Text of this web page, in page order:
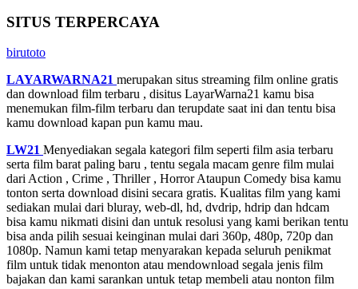
SITUS TERPERCAYA
birutoto
LAYARWARNA21 merupakan situs streaming film online gratis
dan download film terbaru , disitus LayarWarna21 kamu bisa
menemukan film-film terbaru dan terupdate saat ini dan tentu bisa
kamu download kapan pun kamu mau.
LW21 Menyediakan segala kategori film seperti film asia terbaru
serta film barat paling baru , tentu segala macam genre film mulai
dari Action , Crime , Thriller , Horror Ataupun Comedy bisa kamu
tonton serta download disini secara gratis. Kualitas film yang kami
sediakan mulai dari bluray, web-dl, hd, dvdrip, hdrip dan hdcam
bisa kamu nikmati disini dan untuk resolusi yang kami berikan tentu
bisa anda pilih sesuai keinginan mulai dari 360p, 480p, 720p dan
1080p. Namun kami tetap menyarakan kepada seluruh penikmat
film untuk tidak menonton atau mendownload segala jenis film
bajakan dan kami sarankan untuk tetap membeli atau nonton film